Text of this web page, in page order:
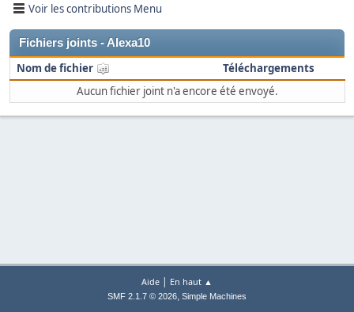
Voir les contributions Menu
Fichiers joints - Alexa10
Nom de fichier
Téléchargements
Aucun fichier joint n'a encore été envoyé.
Aide | En haut ▲
SMF 2.1.7 © 2026, Simple Machines